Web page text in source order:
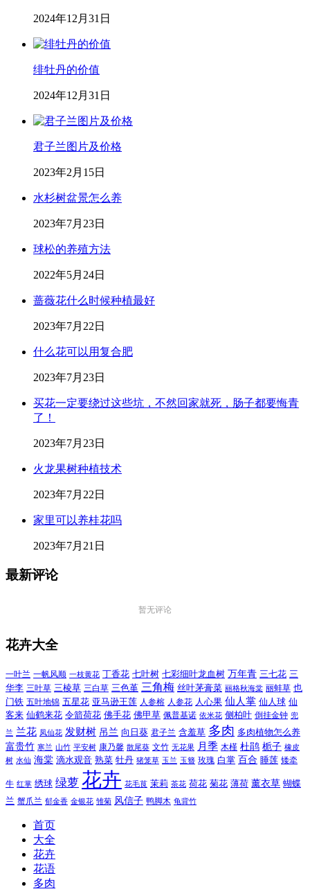
2024年12月31日
绯牡丹的价值
2024年12月31日
君子兰图片及价格
2023年2月15日
水杉树盆景怎么养
2023年7月23日
球松的养殖方法
2022年5月24日
蔷薇花什么时候种植最好
2023年7月22日
什么花可以用复合肥
2023年7月23日
买花一定要绕过这些坑，不然回家就死，肠子都要悔青
了！
2023年7月23日
火龙果树种植技术
2023年7月22日
家里可以养桂花吗
2023年7月21日
最新评论
暂无评论
花卉大全
一叶兰 一帆风顺 一枝黄花 丁香花 七叶树 七彩细叶龙血树 万年青 三七花 三
华李 三叶草 三棱草 三白草 三色堇 三角梅 丝叶茅膏菜 丽格秋海棠 丽蚌草 也
门铁 五叶地锦 五星花 亚马逊王莲 人参榕 人参花 人心果 仙人掌 仙人球 仙
客来 仙鹤来花 令箭荷花 佛手花 佛甲草 佩普基诺 依米花 侧柏叶 倒挂金钟 兜
兰 兰花 凤仙花 发财树 吊兰 向日葵 君子兰 含羞草 多肉 多肉植物怎么养
富贵竹 寒兰 山竹 平安树 康乃馨 散尾葵 文竹 无花果 月季 木槿 杜鹃 栀子 橡皮
树 水仙 海棠 滴水观音 熟菜 牡丹 猪笼草 玉兰 玉簪 玫瑰 白掌 百合 睡莲 矮牵
牛 红掌 绣球 绿萝 花卉 花毛茛 茉莉 茶花 荷花 菊花 薄荷 薰衣草 蝴蝶
兰 蟹爪兰 郁金香 金银花 雏菊 风信子 鸭脚木 龟背竹
首页
大全
花卉
花语
多肉